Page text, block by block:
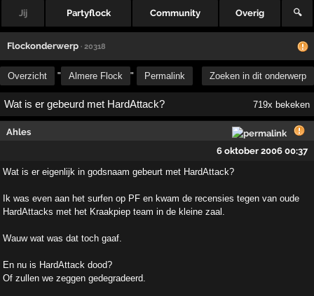
Jij Partyflock Community Overig 🔍
Flockonderwerp · 20318
Overzicht " Almere Flock " Permalink Zoeken in dit onderwerp
Wat is er gebeurd met HardAttack? 719x bekeken
Ahles
6 oktober 2006 00:37
Wat is er eigenlijk in godsnaam gebeurt met HardAttack?
Ik was even aan het surfen op PF en kwam de recensies tegen van oude
HardAttacks met het Kraakpiep team in de kleine zaal.
Wauw wat was dat toch gaaf.
En nu is HardAttack dood?
Of zullen we zeggen gedegradeerd.